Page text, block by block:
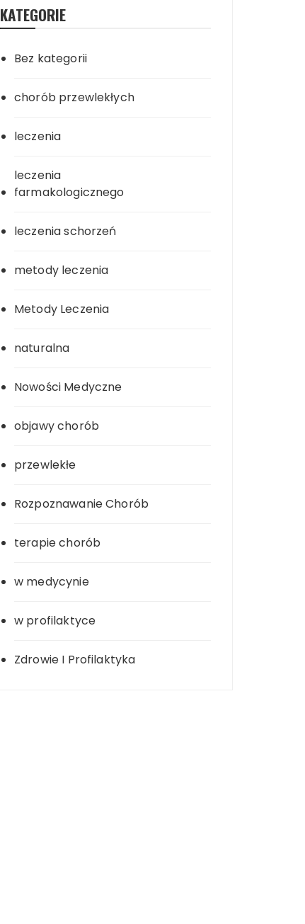
KATEGORIE
Bez kategorii
chorób przewlekłych
leczenia
leczenia
farmakologicznego
leczenia schorzeń
metody leczenia
Metody Leczenia
naturalna
Nowości Medyczne
objawy chorób
przewlekłe
Rozpoznawanie Chorób
terapie chorób
w medycynie
w profilaktyce
Zdrowie I Profilaktyka